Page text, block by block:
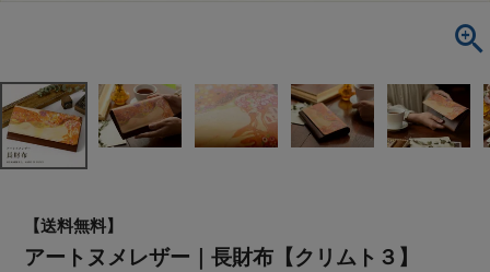
【送料無料】
アートヌメレザー｜長財布【クリムト３】